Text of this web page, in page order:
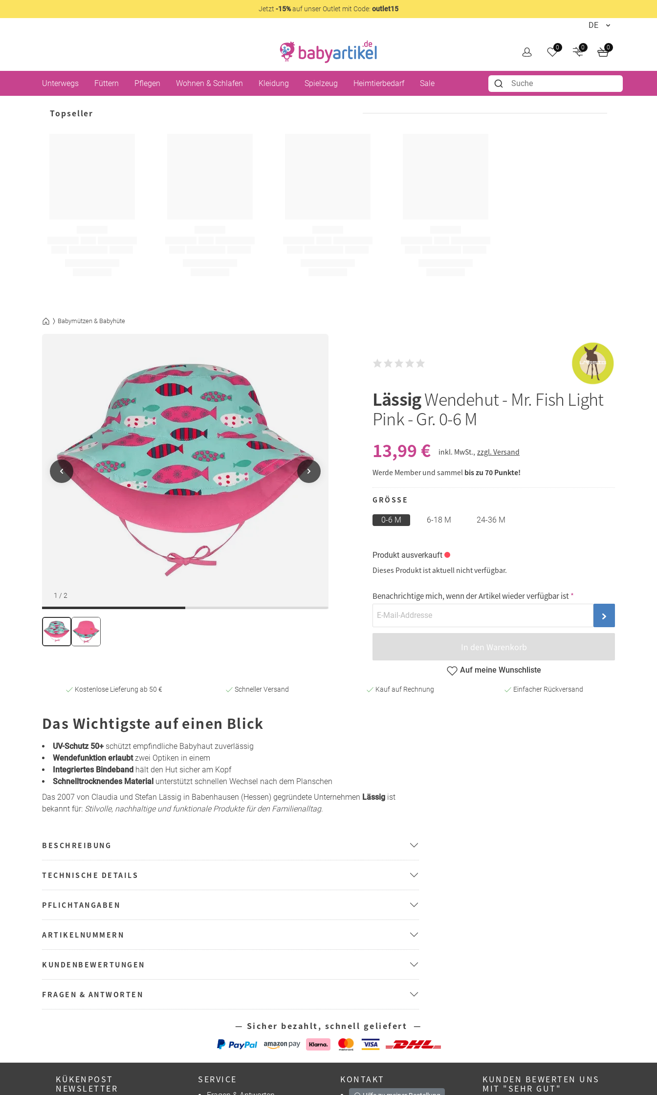
Jetzt -15%auf unser Outlet mit Code: outlet15
0 0 0
Unterwegs Füttern Pflegen Wohnen & Schlafen Kleidung Spielzeug Heimtierbedarf Sale
Topseller
Babymützen & Babyhüte
1 / 2
LässigWendehut - Mr. Fish Light
Pink - Gr. 0-6 M
13,99 €
inkl. MwSt., zzgl. Versand
Werde Member und sammel bis zu 70 Punkte!
GRÖSSE
0-6 M 6-18 M 24-36 M
Produkt ausverkauft
Dieses Produkt ist aktuell nicht verfügbar.
Benachrichtige mich, wenn der Artikel wieder verfügbar ist
In den Warenkorb
Auf meine Wunschliste
Kostenlose Lieferung ab 50 € Schneller Versand Kauf auf Rechnung Einfacher Rückversand
Das Wichtigste auf einen Blick
UV-Schutz 50+ schützt empfindliche Babyhaut zuverlässig
Wendefunktion erlaubtzwei Optiken in einem
Integriertes Bindeband hält den Hut sicher am Kopf
Schnelltrocknendes Material unterstützt schnellen Wechsel nach dem Planschen
Das 2007 von Claudia und Stefan Lässig in Babenhausen (Hessen) gegründete Unternehmen Lässig ist
bekannt für: Stilvolle, nachhaltige und funktionale Produkte für den Familienalltag.
BESCHREIBUNG
TECHNISCHE DETAILS
PFLICHTANGABEN
ARTIKELNUMMERN
KUNDENBEWERTUNGEN
FRAGEN & ANTWORTEN
— Sicher bezahlt, schnell geliefert —
KÜKENPOST
NEWSLETTER
SERVICE KONTAKT KUNDEN BEWERTEN UNS
MIT "SEHR GUT"